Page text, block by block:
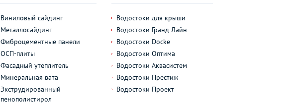
Виниловый сайдинг
Металлосайдинг
Фиброцементные панели
ОСП-плиты
Фасадный утеплитель
Минеральная вата
Экструдированный
пенополистирол
Водостоки для крыши
Водостоки Гранд Лайн
Водостоки Docke
Водостоки Оптима
Водостоки Аквасистем
Водостоки Престиж
Водостоки Проект